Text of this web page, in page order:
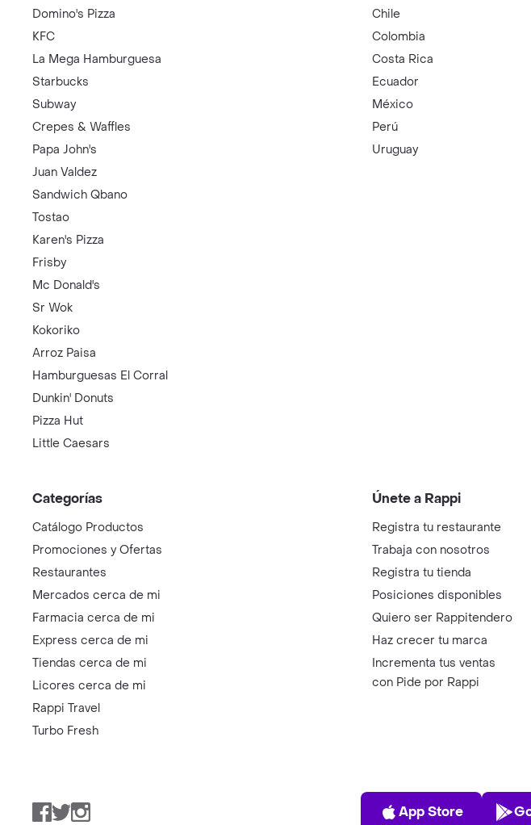
Domino's Pizza
KFC
La Mega Hamburguesa
Starbucks
Subway
Crepes & Waffles
Papa John's
Juan Valdez
Sandwich Qbano
Tostao
Karen's Pizza
Frisby
Mc Donald's
Sr Wok
Kokoriko
Arroz Paisa
Hamburguesas El Corral
Dunkin' Donuts
Pizza Hut
Little Caesars
Chile
Colombia
Costa Rica
Ecuador
México
Perú
Uruguay
Categorías
Catálogo Productos
Promociones y Ofertas
Restaurantes
Mercados cerca de mi
Farmacia cerca de mi
Express cerca de mi
Tiendas cerca de mi
Licores cerca de mi
Rappi Travel
Turbo Fresh
Únete a Rappi
Registra tu restaurante
Trabaja con nosotros
Registra tu tienda
Posiciones disponibles
Quiero ser Rappitendero
Haz crecer tu marca
Incrementa tus ventas
con Pide por Rappi
Facebook
TwitterInstagram
App Store
App Store